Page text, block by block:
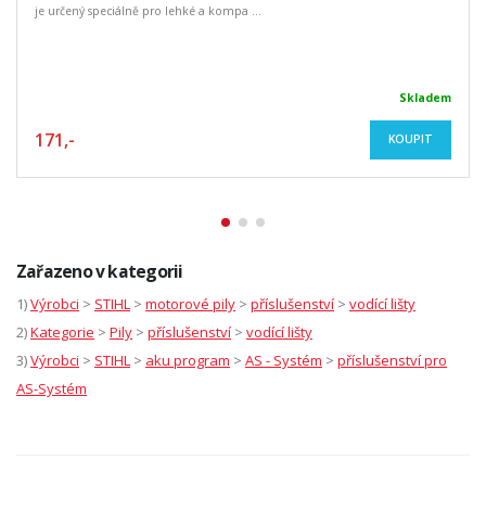
je určený speciálně pro lehké a kompa ...
Skladem
171,- KOUPIT
Zařazeno v kategorii
1)Výrobci > STIHL > motorové pily > příslušenství > vodící lišty
2)Kategorie > Pily > příslušenství > vodící lišty
3)Výrobci > STIHL > aku program > AS - Systém > příslušenství pro
AS-Systém